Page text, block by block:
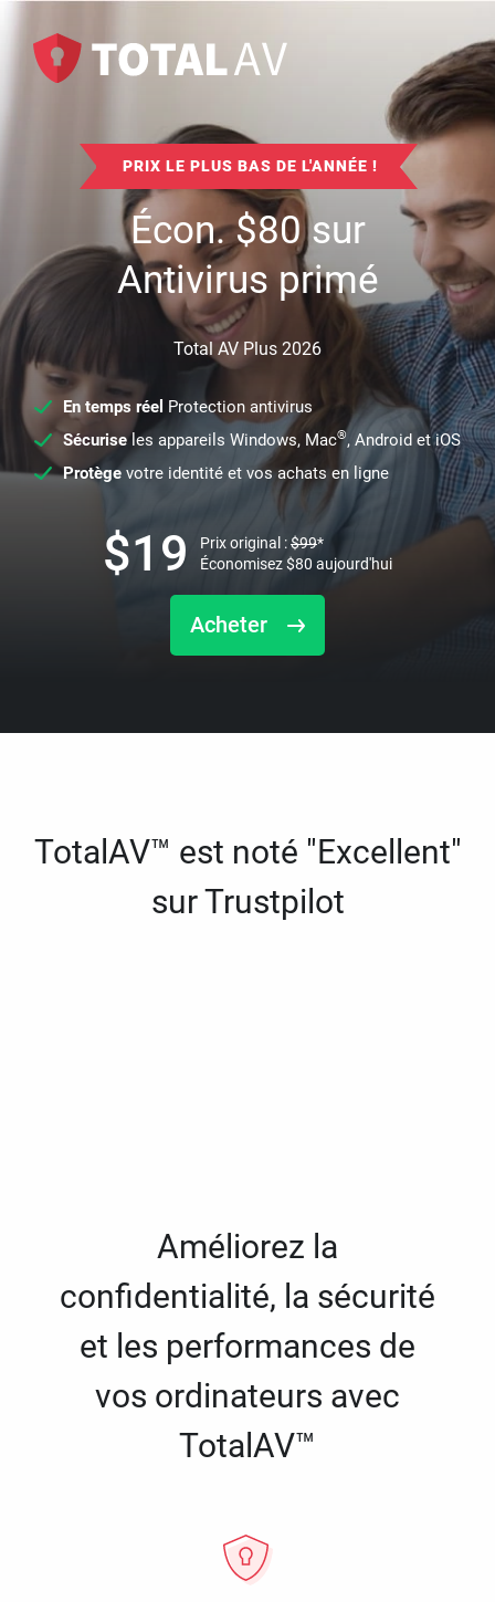
PRIX LE PLUS BAS DE L'ANNÉE !
Écon.$80sur
Antivirus primé
Total AV Plus 2026
En temps réel Protection antivirus
Sécuriseles appareils Windows, Mac®, Android et iOS
Protège votre identité et vos achats en ligne
Acheter
$19 Prix original :$99*
Économisez$80 aujourd'hui
TotalAV™ est noté "Excellent"
sur Trustpilot
Améliorez la
confidentialité, la sécurité
et les performances de
vos ordinateurs avec
TotalAV™